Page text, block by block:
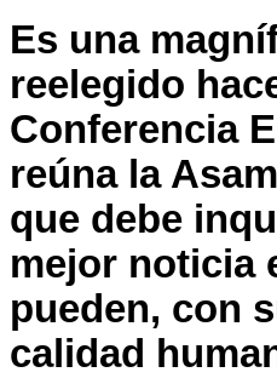
Es una
reelegido
Conferencia
reúna la
que debe
mejor noticia
pueden, con
calidad